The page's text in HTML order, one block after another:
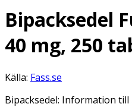
Bipacksedel
40 mg, 250
Källa: Fass.se
Bipacksedel: Information till